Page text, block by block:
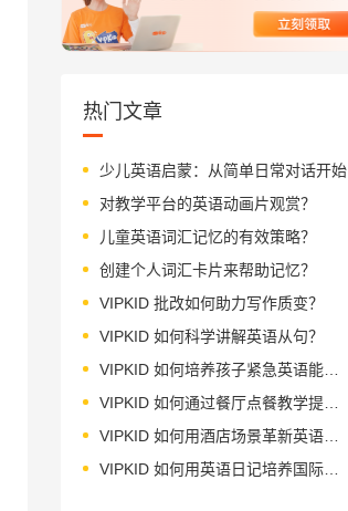
热门文章
少儿英语启蒙：从简单日常对话开始
对教学平台的英语动画片观赏？
儿童英语词汇记忆的有效策略？
创建个人词汇卡片来帮助记忆？
VIPKID 批改如何助力写作质变？
VIPKID 如何科学讲解英语从句？
VIPKID 如何培养孩子紧急英语能力？
VIPKID 如何通过餐厅点餐教学提升少儿英语应用能力？
VIPKID 如何用酒店场景革新英语教学？
VIPKID 如何用英语日记培养国际化人才？